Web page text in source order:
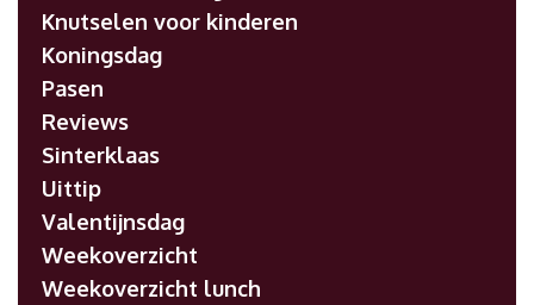
Knutselen voor kinderen
Koningsdag
Pasen
Reviews
Sinterklaas
Uittip
Valentijnsdag
Weekoverzicht
Weekoverzicht lunch